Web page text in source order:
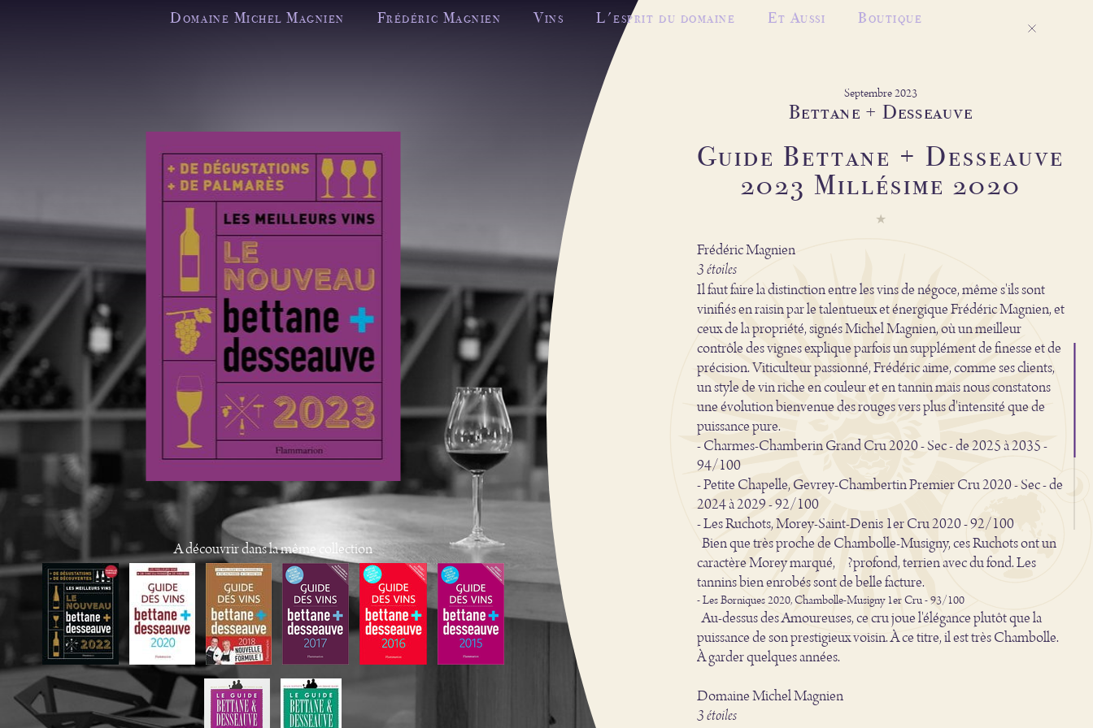
Domaine Michel Magnien Frédéric Magnien Vins L'esprit du domaine Et Aussi Boutique
A découvrir dans la même collection
Septembre 2023
Bettane + Desseauve
Guide Bettane + Desseauve
2023 Millésime 2020
Frédéric Magnien
3 étoiles
Il faut faire la distinction entre les vins de négoce, même s'ils sont
vinifiés en raisin par le talentueux et énergique Frédéric Magnien, et
ceux de la propriété, signés Michel Magnien, où un meilleur
contrôle des vignes explique parfois un supplément de finesse et de
précision. Viticulteur passionné, Frédéric aime, comme ses clients,
un style de vin riche en couleur et en tannin mais nous constatons
une évolution bienvenue des rouges vers plus d'intensité que de
puissance pure.
- Charmes-Chamberin Grand Cru 2020 - Sec - de 2025 à 2035 -
94/100
- Petite Chapelle, Gevrey-Chambertin Premier Cru 2020 - Sec - de
2024 à 2029 - 92/100
- Les Ruchots, Morey-Saint-Denis 1er Cru 2020 - 92/100
Bien que très proche de Chambolle-Musigny, ces Ruchots ont un
caractère Morey marqué, ?profond, terrien avec du fond. Les
tannins bien enrobés sont de belle facture.
- Les Borniques 2020, Chambolle-Musigny 1er Cru - 93/100
Au-dessus des Amoureuses, ce cru joue l'élégance plutôt que la
puissance de son prestigieux voisin. À ce titre, il est très Chambolle.
À garder quelques années.
Domaine Michel Magnien
3 étoiles